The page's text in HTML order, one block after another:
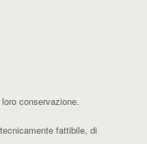
conservazione.
fattibile, di